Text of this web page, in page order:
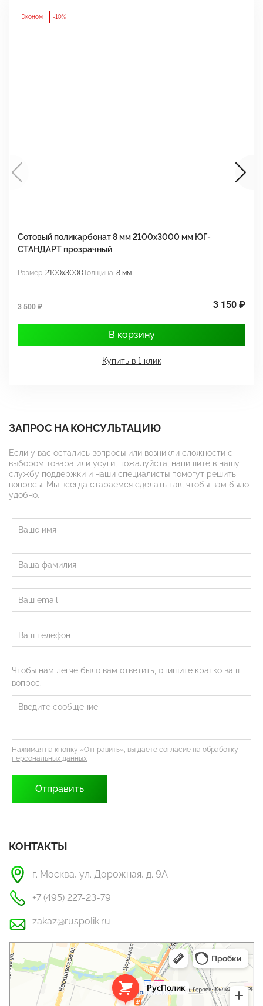
Эконом -10%
Сотовый поликарбонат 8 мм 2100х3000 мм ЮГ-
СТАНДАРТ прозрачный
Размер 2100x3000Толщина 8 мм
3 500 ₽ 3 150 ₽
В корзину
Купить в 1 клик
ЗАПРОС НА КОНСУЛЬТАЦИЮ
Если у вас остались вопросы или возникли сложности с
выбором товара или усуги, пожалуйста, напишите в нашу
службу поддержки и наши специалисты помогут решить
вопросы. Мы всегда стараемся сделать так, чтобы вам было
удобно.
Чтобы нам легче было вам ответить, опишите кратко ваш
вопрос.
Нажимая на кнопку «Отправить», вы даете согласие на обработку
персональных данных
КОНТАКТЫ
г. Москва, ул. Дорожная, д. 9А
+7 (495) 227-23-79
zakaz@ruspolik.ru
РусПолик
Оргстекло, поликарбонат в Москве
Строительные и отделочные работы в Москве